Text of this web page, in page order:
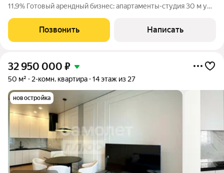
11,9% Готовый арендный бизнес: апартаменты-студия 30 м у
в месяц. Кратко об объекте Современные полностью
укомплектованные апартаменты с
Позвонить Написать
32 950 000 ₽
50 м² 2-комн. квартира 14 этаж из 27
новостройка